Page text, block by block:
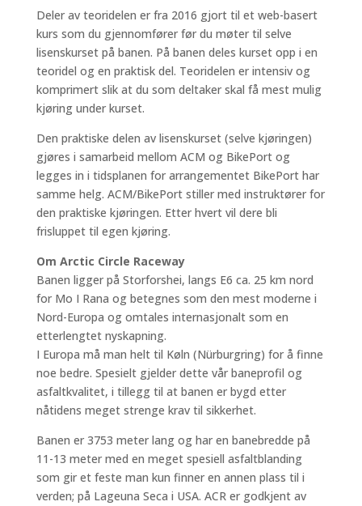
Deler av teoridelen er fra 2016 gjort til et web-basert
kurs som du gjennomfører før du møter til selve
lisenskurset på banen. På banen deles kurset opp i en
teoridel og en praktisk del. Teoridelen er intensiv og
komprimert slik at du som deltaker skal få mest mulig
kjøring under kurset.
Den praktiske delen av lisenskurset (selve kjøringen)
gjøres i samarbeid mellom ACM og BikePort og
legges in i tidsplanen for arrangementet BikePort har
samme helg. ACM/BikePort stiller med instruktører for
den praktiske kjøringen. Etter hvert vil dere bli
frisluppet til egen kjøring.
Om Arctic Circle Raceway
Banen ligger på Storforshei, langs E6 ca. 25 km nord
for Mo I Rana og betegnes som den mest moderne i
Nord-Europa og omtales internasjonalt som en
etterlengtet nyskapning.
I Europa må man helt til Køln (Nürburgring) for å finne
noe bedre. Spesielt gjelder dette vår baneprofil og
asfaltkvalitet, i tillegg til at banen er bygd etter
nåtidens meget strenge krav til sikkerhet.
Banen er 3753 meter lang og har en banebredde på
11-13 meter med en meget spesiell asfaltblanding
som gir et feste man kun finner en annen plass til i
verden; på Lageuna Seca i USA. ACR er godkjent av